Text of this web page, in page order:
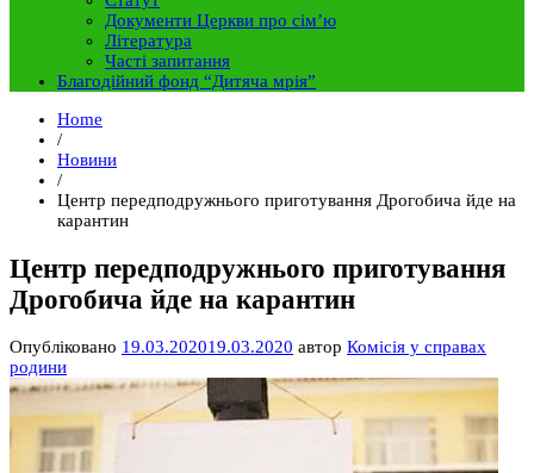
Документи Церкви про сім’ю
Література
Часті запитання
Благодійний фонд “Дитяча мрія”
Home
/
Новини
/
Центр передподружнього приготування Дрогобича йде на
карантин
Центр передподружнього приготування
Дрогобича йде на карантин
Опубліковано 19.03.202019.03.2020 автор Комісія у справах
родини